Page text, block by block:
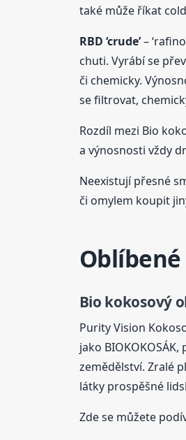
také může říkat
RBD ‘crude’–
chuti. Vyrábí se
či chemicky.
se filtrovat,
Rozdíl mezi Bio
a výnosnosti vždy
Neexistují přesné
či omylem koupit
Bio kokosový
Purity Vision
jako
zemědělství. Zralé
látky prospěšné
Zde se můžete